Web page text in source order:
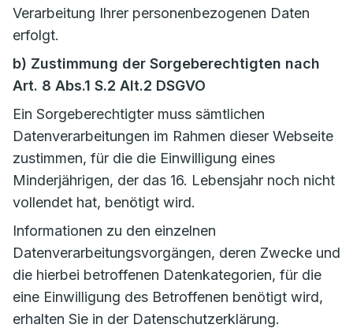
Verarbeitung Ihrer personenbezogenen Daten
erfolgt.
b) Zustimmung der Sorgeberechtigten nach
Art. 8 Abs.1 S.2 Alt.2 DSGVO
Ein Sorgeberechtigter muss sämtlichen
Datenverarbeitungen im Rahmen dieser Webseite
zustimmen, für die die Einwilligung eines
Minderjährigen, der das 16. Lebensjahr noch nicht
vollendet hat, benötigt wird.
Informationen zu den einzelnen
Datenverarbeitungsvorgängen, deren Zwecke und
die hierbei betroffenen Datenkategorien, für die
eine Einwilligung des Betroffenen benötigt wird,
erhalten Sie in der Datenschutzerklärung.